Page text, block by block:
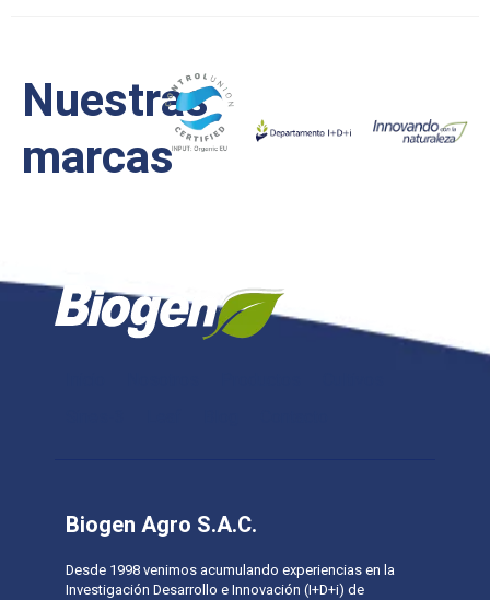
Nuestras
marcas
Biogen Agro S.A.C.
Desde 1998 venimos acumulando experiencias en la
Investigación Desarrollo e Innovación (I+D+i) de